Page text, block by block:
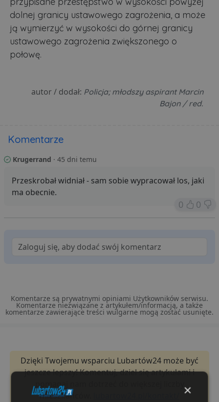
dolnej granicy ustawowego zagrożenia, a może
ją wymierzyć w wysokości do górnej granicy
ustawowego zagrożenia zwiększonego o
połowę.
autor / dodał: Policja; młodszy aspirant Marcin
Bajon / red.
Komentarze
Krugerrand · 45 dni temu
Przeskrobał widniał - sam sobie wypracował los, jaki
ma obecnie.
0 0
Komentarze są prywatnymi opiniami Użytkowników serwisu.
Komentarze niezwiązane z artykułem/informacją, a także
komentarze zawierające treści wulgarne mogą zostać usunięte.
Dzięki Twojemu wsparciu Lubartów24 może być
jeszcze lepszy! Komentuj, dziel się artykułami i
pomagaj nam dotrzeć do większej liczby
mieszkańców.
×